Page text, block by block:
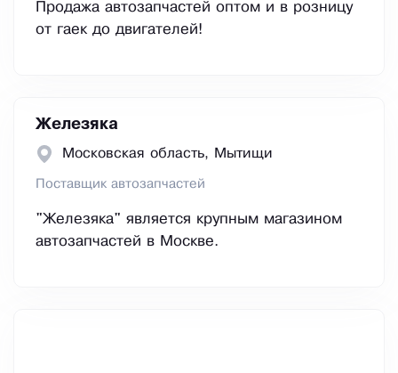
Продажа автозапчастей оптом и в розницу
от гаек до двигателей!
Железяка
Московская область, Мытищи
Поставщик автозапчастей
"Железяка" является крупным магазином
автозапчастей в Москве.